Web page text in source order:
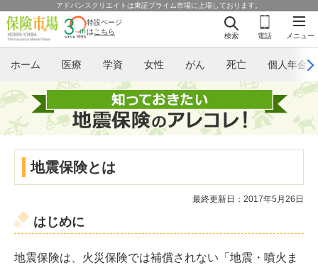
アドバンスクリエイトは東証プライム市場に上場しております。
メニュー
検索 電話
特設ページ
は こちら
ホーム 医療 学資 女性 がん 死亡 個人年金
地震保険とは
最終更新日：2017年5月26日
はじめに
地震保険は、火災保険では補償されない「地震・噴火ま